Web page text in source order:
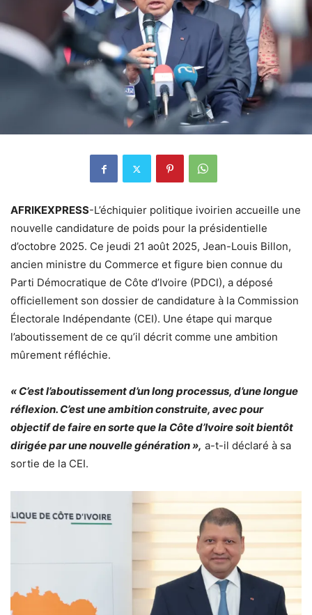
AFRIKEXPRESS-L’échiquier politique ivoirien accueille une
nouvelle candidature de poids pour la présidentielle
d’octobre 2025. Ce jeudi 21 août 2025, Jean-Louis Billon,
ancien ministre du Commerce et figure bien connue du
Parti Démocratique de Côte d’Ivoire (PDCI), a déposé
officiellement son dossier de candidature à la Commission
Électorale Indépendante (CEI). Une étape qui marque
l’aboutissement de ce qu’il décrit comme une ambition
mûrement réfléchie.
« C’est l’aboutissement d’un long processus, d’une longue
réflexion. C’est une ambition construite, avec pour
objectif de faire en sorte que la Côte d’Ivoire soit bientôt
dirigée par une nouvelle génération », a-t-il déclaré à sa
sortie de la CEI.